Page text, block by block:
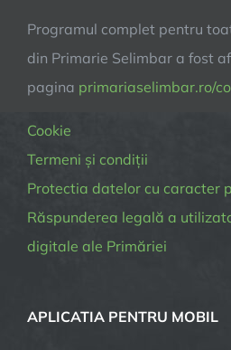
Programul complet pentru
din Primarie Selimbar a fost
pagina primariaselimbar.ro/
Cookie
Termeni și condiții
Protectia datelor cu caracter
Răspunderea legală a
digitale ale Primăriei
APLICATIA PENTRU MOBIL